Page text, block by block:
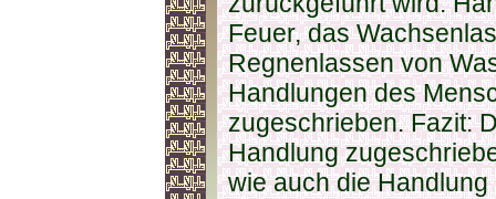
Feuer, das
Regnenlassen von
Handlungen des
zugeschrieben. Fazit:
Handlung
wie auch die